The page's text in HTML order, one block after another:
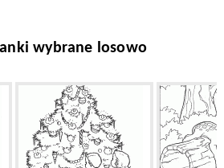
wybrane losowo